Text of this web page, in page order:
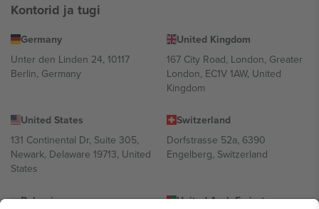
Kontorid ja tugi
Germany
Unter den Linden 24, 10117
Berlin, Germany
United Kingdom
167 City Road, London, Greater
London, EC1V 1AW, United
Kingdom
United States
131 Continental Dr, Suite 305,
Newark, Delaware 19713, United
States
Switzerland
Dorfstrasse 52a, 6390
Engelberg, Switzerland
Bulgaria
United Arab Emirates